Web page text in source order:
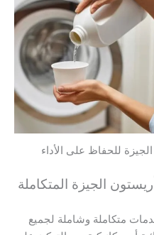
للحفاظ على الأداء
الجيزة المتكاملة
متكاملة وشاملة لجميع